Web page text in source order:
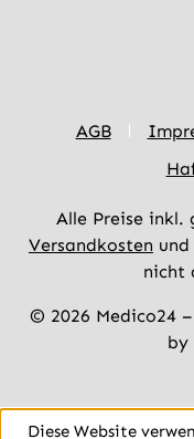
AGB
Alle Preise inkl.
Versandkosten
nicht
© 2026 Medico24
by
Diese Website